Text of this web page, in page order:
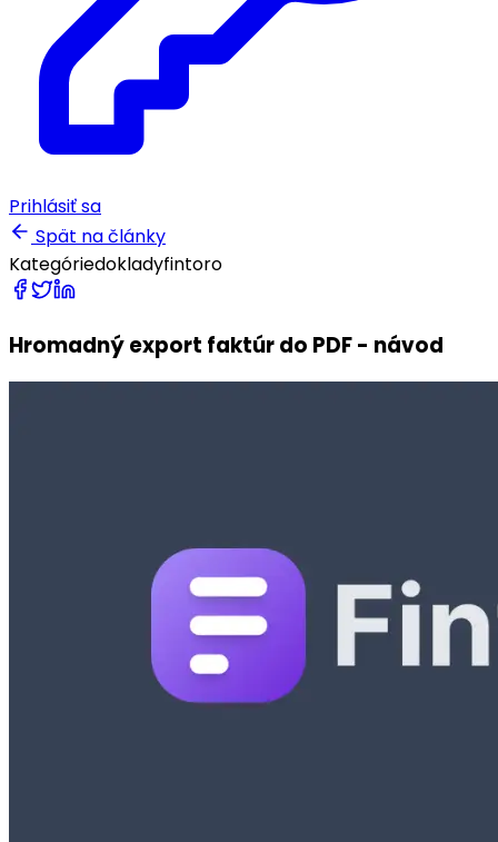
Prihlásiť sa
Spät na články
Kategóriedokladyfintoro
Hromadný export faktúr do PDF - návod